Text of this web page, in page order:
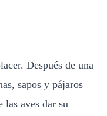
Después de una
sapos y pájaros
las aves dar su